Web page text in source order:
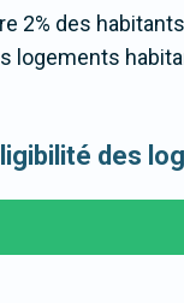
2% des
logements
des